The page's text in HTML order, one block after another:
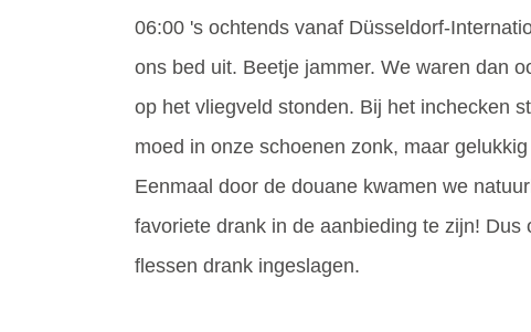
06:00 's ochtends vanaf Düsseldorf-
ons bed uit. Beetje jammer. We waren dan
op het vliegveld stonden. Bij het inchecken
moed in onze schoenen zonk, maar
Eenmaal door de douane kwamen we
favoriete drank in de aanbieding te zijn!
flessen drank ingeslagen.